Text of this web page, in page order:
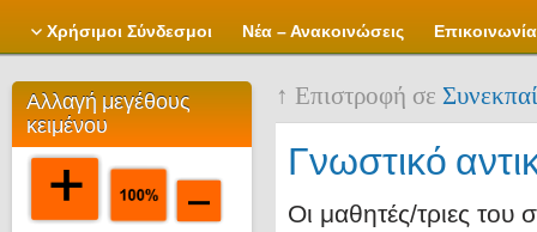
Χρήσιμοι Σύνδεσμοι Νέα – Ανακοινώσεις Επικοινωνία
Αλλαγή μεγέθους
κειμένου
↑ Επιστροφή σε
Γνωστικό
Οι μαθητές/τριες του